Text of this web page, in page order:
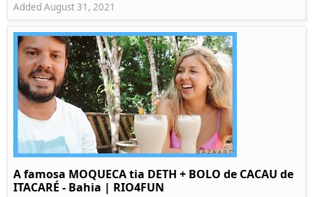
Added August 31, 2021
A famosa MOQUECA tia DETH + BOLO de CACAU de
ITACARÉ - Bahia | RIO4FUN